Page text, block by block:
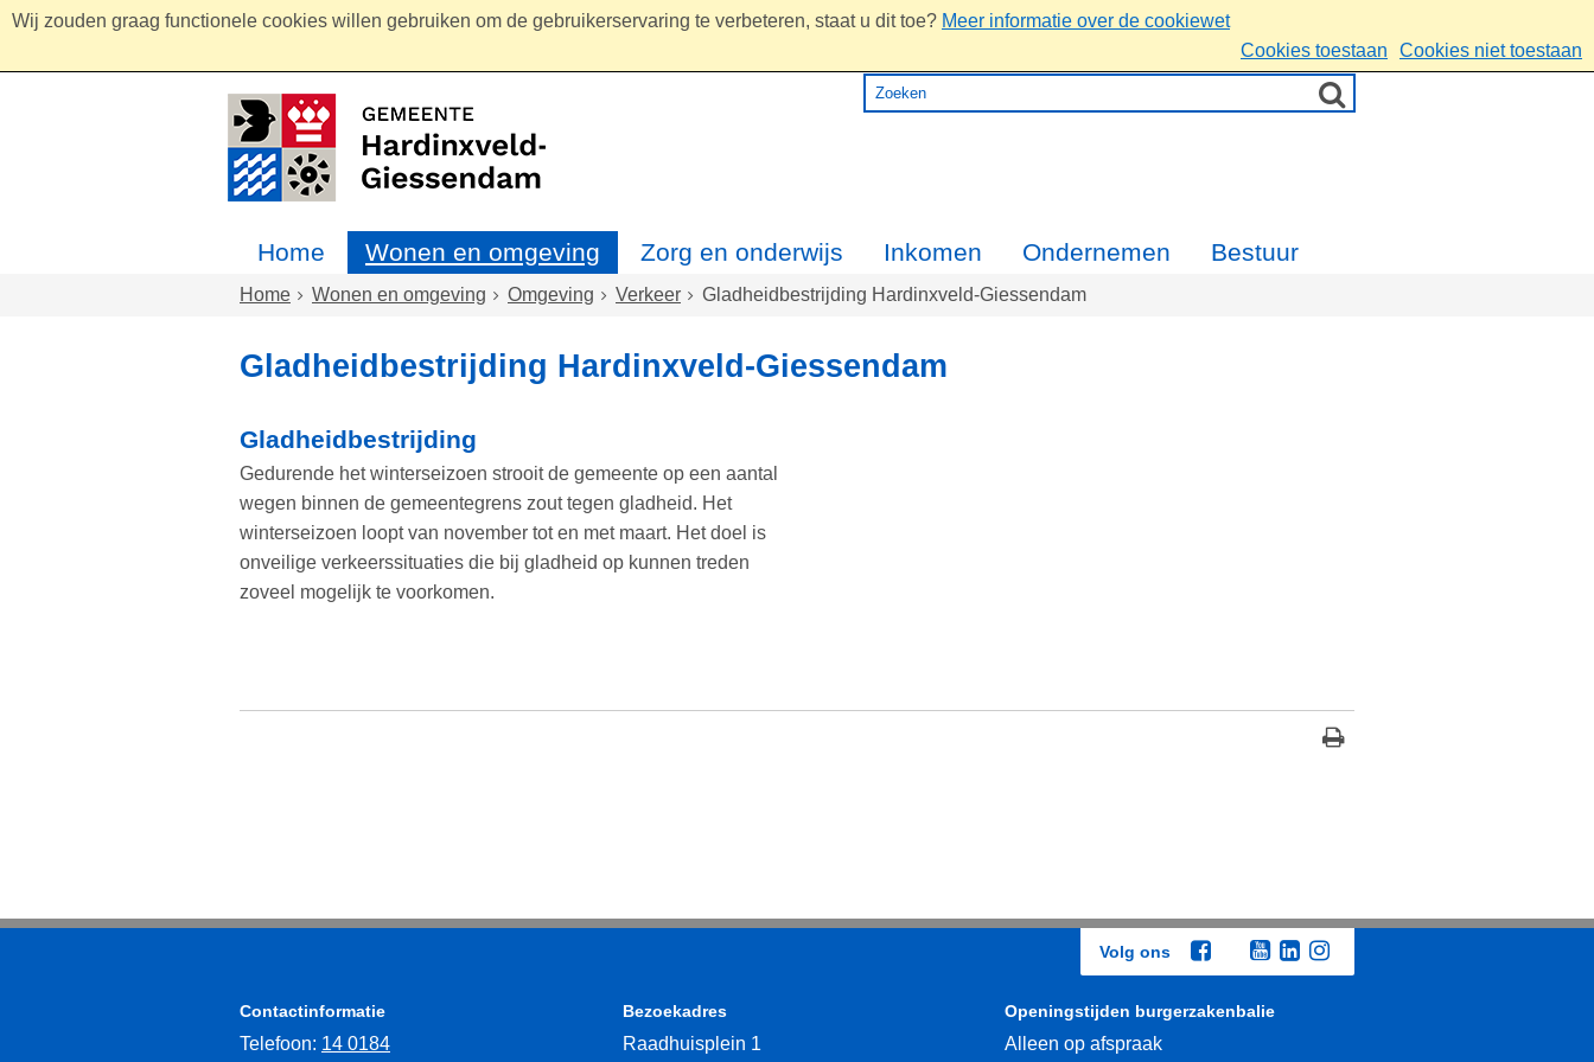
Wij zouden graag functionele cookies willen gebruiken om de gebruikerservaring te verbeteren, staat u dit toe? Meer informatie over de cookiewet
Cookies toestaan
Cookies niet toestaan
Home Wonen en omgeving Zorg en onderwijs Inkomen Ondernemen Bestuur
Home Wonen en omgeving Omgeving Verkeer Gladheidbestrijding Hardinxveld-Giessendam
Gladheidbestrijding Hardinxveld-Giessendam
Gladheidbestrijding
Gedurende het winterseizoen strooit de gemeente op een aantal
wegen binnen de gemeentegrens zout tegen gladheid. Het
winterseizoen loopt van november tot en met maart. Het doel is
onveilige verkeerssituaties die bij gladheid op kunnen treden
zoveel mogelijk te voorkomen.
Volg ons
Contactinformatie
Telefoon: 14 0184
Bezoekadres
Raadhuisplein 1
Openingstijden burgerzakenbalie
Alleen op afspraak